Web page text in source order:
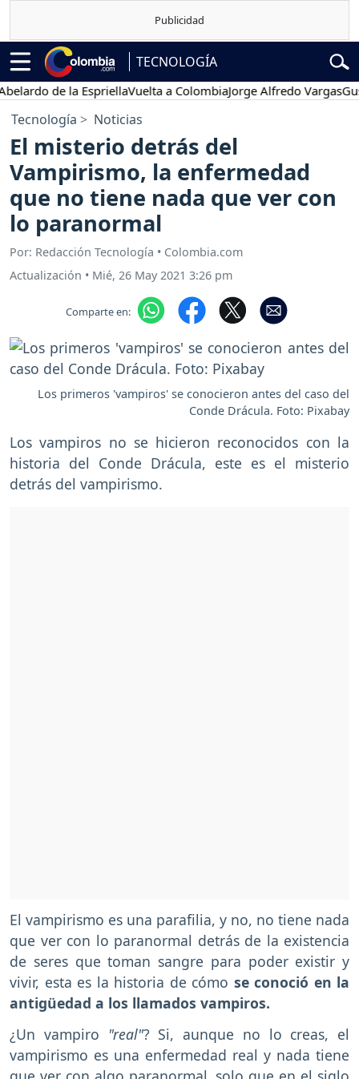
TECNOLOGÍA
de la EspriellaVuelta a ColombiaJorge Alfredo Vargas
Tecnología Noticias
El misterio detrás del
Vampirismo, la enfermedad
que no tiene nada que ver con
lo paranormal
Por: Redacción Tecnología • Colombia.com
Actualización • Mié, 26 May 2021 3:26 pm
Comparte en:
Los primeros 'vampiros' se conocieron antes del caso del
Conde Drácula. Foto: Pixabay
Los vampiros no se hicieron reconocidos con la
historia del Conde Drácula, este es el misterio
detrás del vampirismo.
El vampirismo es una parafilia, y no, no tiene nada
que ver con lo paranormal detrás de la existencia
de seres que toman sangre para poder existir y
vivir, esta es la historia de cómo se conoció en la
antigüedad a los llamados vampiros.
¿Un vampiro "real"? Si, aunque no lo creas, el
vampirismo es una enfermedad real y nada tiene